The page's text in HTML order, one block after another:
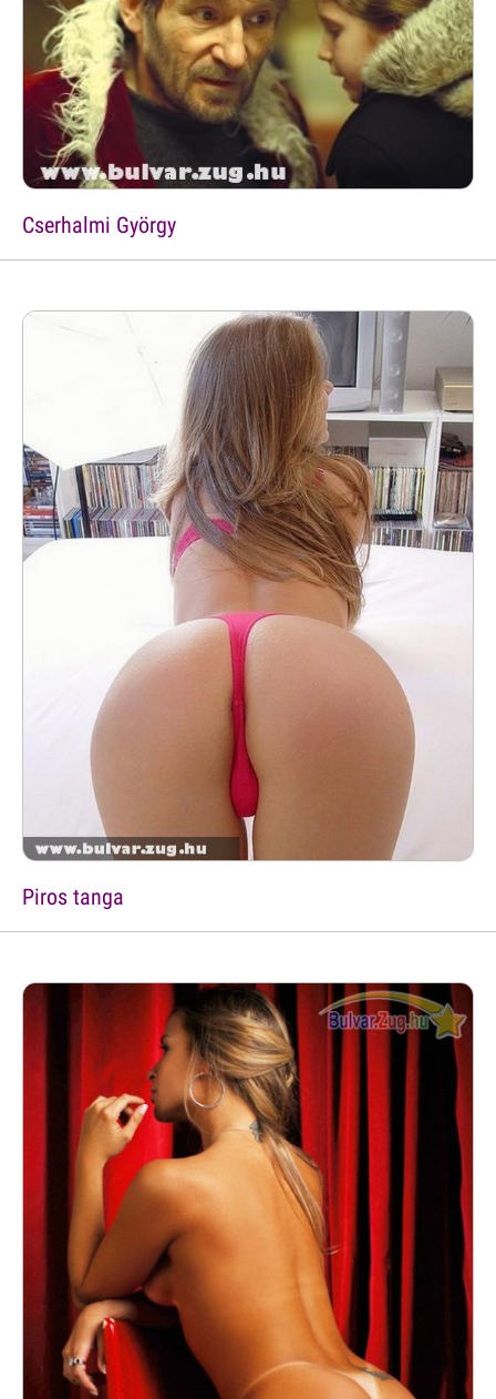
Cserhalmi György
Piros tanga